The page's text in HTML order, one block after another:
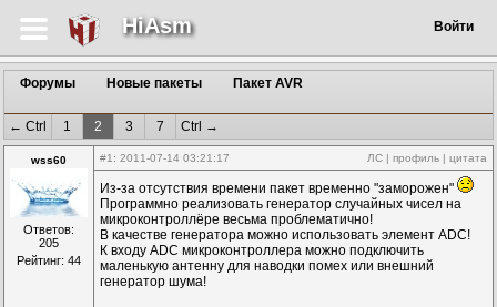
HiAsm Войти
Форумы Новые пакеты Пакет AVR
← Ctrl 1 2 3 7 Ctrl →
wss60
Ответов:
205
Рейтинг: 44
#1 : 2011-07-14 03:21:17 ЛС | профиль | цитата
Из-за отсутствия времени пакет временно "заморожен"
Программно реализовать генератор случайных чисел на
микроконтроллёре весьма проблематично!
В качестве генератора можно использовать элемент ADC!
К входу ADC микроконтроллера можно подключить
маленькую антенну для наводки помех или внешний
генератор шума!